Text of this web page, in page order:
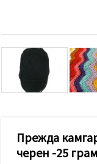
показваме
релевантно
съдържание
и реклами,
включително
с помощта
маркетинг.
Можеш да
Прежда
черен -25